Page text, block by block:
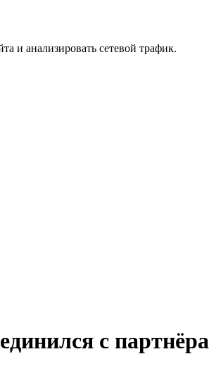
и анализировать сетевой трафик.
с